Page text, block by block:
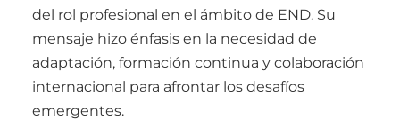
del rol profesional en el ámbito de END. Su
mensaje hizo énfasis en la necesidad de
adaptación, formación continua y colaboración
internacional para afrontar los desafíos
emergentes.